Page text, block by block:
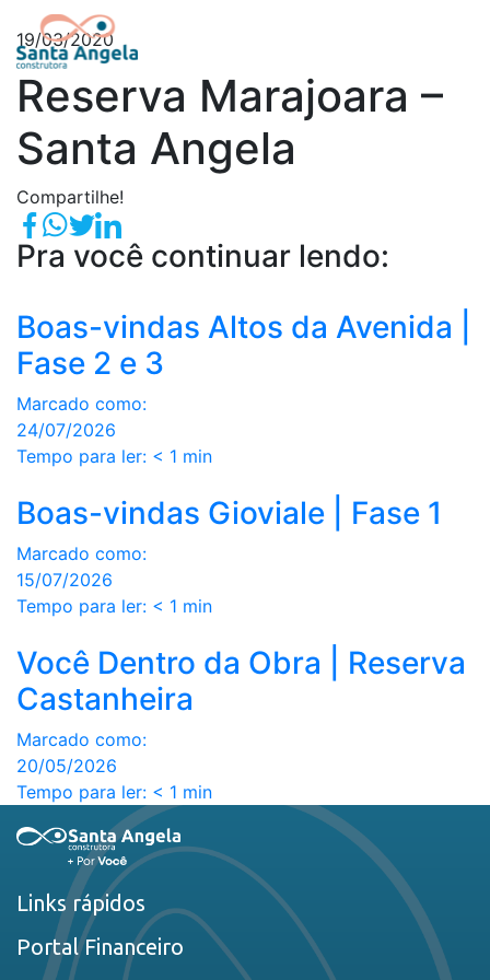
19/03/2020
Reserva Marajoara –
Santa Angela
Compartilhe!
Pra você continuar lendo:
Boas-vindas Altos da Avenida |
Fase 2 e 3
Marcado como:
24/07/2026
Tempo para ler: < 1 min
Boas-vindas Gioviale | Fase 1
Marcado como:
15/07/2026
Tempo para ler: < 1 min
Você Dentro da Obra | Reserva
Castanheira
Marcado como:
20/05/2026
Tempo para ler: < 1 min
Links rápidos
Portal Financeiro